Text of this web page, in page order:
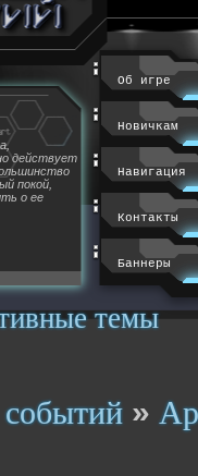
темы
действует
покой,
о ее
Об игре
Новичкам
Навигация
Контакты
Баннеры
событий »